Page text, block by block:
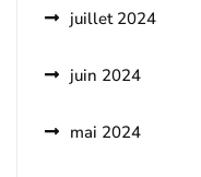
juillet 2024
juin 2024
mai 2024